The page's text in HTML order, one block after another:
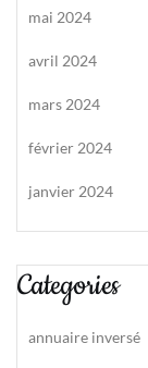
mai 2024
avril 2024
mars 2024
février 2024
janvier 2024
Categories
annuaire inversé